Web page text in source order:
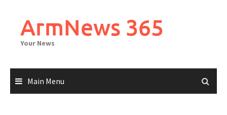
contentArmNews 365
Your News
Main Menu